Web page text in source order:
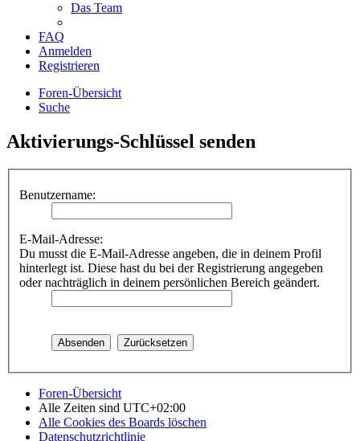
Das Team
FAQ
Anmelden
Registrieren
Foren-Übersicht
Suche
Aktivierungs-Schlüssel senden
Benutzername:
E-Mail-Adresse:
Du musst die E-Mail-Adresse angeben, die in deinem Profil
hinterlegt ist. Diese hast du bei der Registrierung angegeben
oder nachträglich in deinem persönlichen Bereich geändert.
Foren-Übersicht
Alle Zeiten sind UTC+02:00
Alle Cookies des Boards löschen
Datenschutzrichtlinie